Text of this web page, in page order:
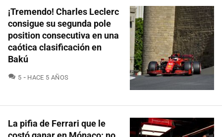
¡Tremendo! Charles Leclerc
consigue su segunda pole
position consecutiva en una
caótica clasificación en
Bakú
5 COMENTARIOS
HACE 5 AÑOS
La pifia de Ferrari que le